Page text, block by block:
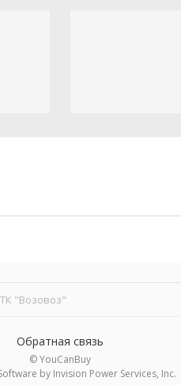
"Возовоз"
Обратная связь
© YouCanBuy
by Invision Power Services, Inc.